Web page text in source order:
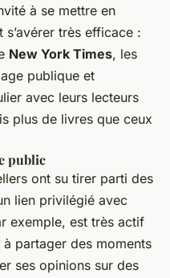
à se mettre en
très efficace :
New York Times, les
publique et
avec leurs lecteurs
plus de livres que ceux
public
ont su tirer parti des
lien privilégié avec
exemple, est très actif
à partager des moments
ses opinions sur des